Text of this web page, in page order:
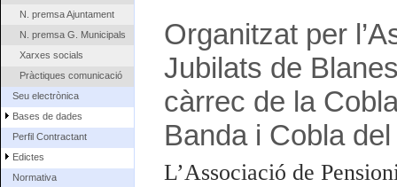
N. premsa Ajuntament
N. premsa G. Municipals
Xarxes socials
Pràctiques comunicació
Seu electrònica
Bases de dades
Perfil Contractant
Edictes
Normativa
Organitzat per
Jubilats de
càrrec de la
Banda i Cobla
L’Associació de